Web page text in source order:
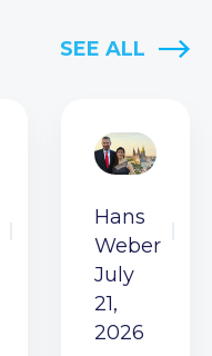
SEE ALL
Hans
Weber
July
21,
2026